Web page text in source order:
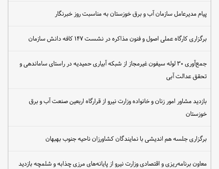
پیام مدیرعامل سازمان آب و برق خوزستان به مناسبت روز خبرنگار
برگزاری کارگاه عملی اصول و فنون مذاکره در نشست ۱۴۷ کافه دانش سازمان
جمع‌آوری ۳۰ لوله سیفون غیرمجاز از شبکه آبیاری حمیدیه در راستای ساماندهی و
تحقق عدالت آبی
بازدید مشاور امور زنان و خانواده وزارت نیرو از قرارگاه اربعین صنعت آب و برق
خوزستان
برگزاری جلسه هم اندیشی با نمایندگان کشاورزان ناحیه جنوب بهبهان
معاون برنامه‌ریزی و اقتصادی وزارت نیرو از پایانه‌های مرزی چذابه و شلمچه بازدید